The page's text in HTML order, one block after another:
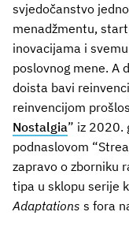
svjedočanstvo
menadžmentu,
inovacijama i
poslovnog mene. A
doista bavi
reinvencijom
Nostalgia” iz 2020.
podnaslovom
zapravo o zborniku
tipa u sklopu serije
Adaptations s fora